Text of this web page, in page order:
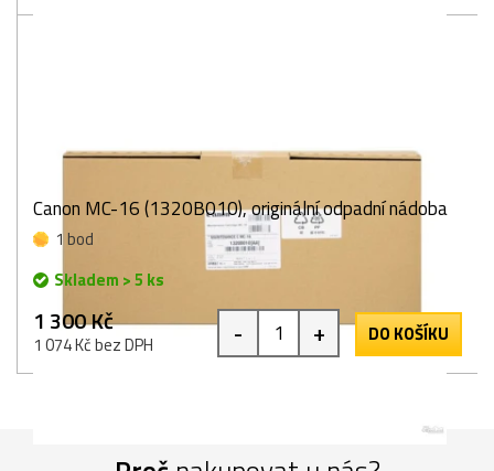
Canon MC-16 (1320B010), originální odpadní nádoba
1 bod
Skladem > 5 ks
1 300 Kč
1 074 Kč bez DPH - + DO KOŠÍKU